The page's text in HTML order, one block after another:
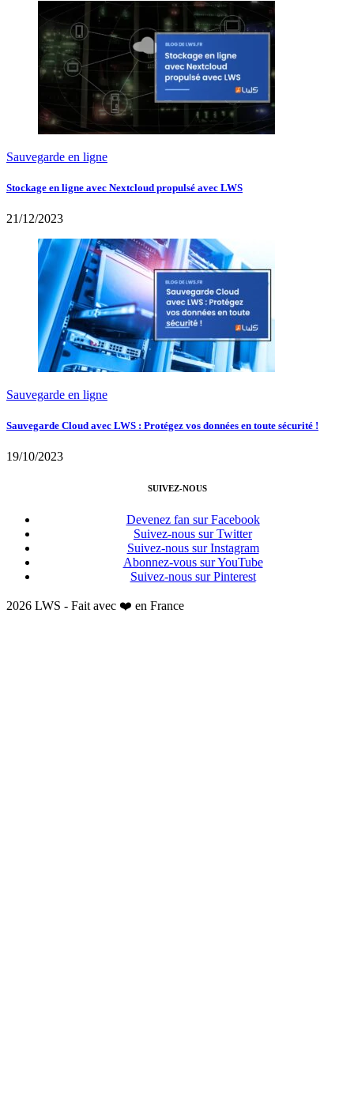
Sauvegarde en ligne
Stockage en ligne avec Nextcloud propulsé avec LWS
21/12/2023
Sauvegarde en ligne
Sauvegarde Cloud avec LWS : Protégez vos données en toute sécurité !
19/10/2023
SUIVEZ-NOUS
Devenez fan sur Facebook
Suivez-nous sur Twitter
Suivez-nous sur Instagram
Abonnez-vous sur YouTube
Suivez-nous sur Pinterest
2026 LWS - Fait avec ❤️ en France